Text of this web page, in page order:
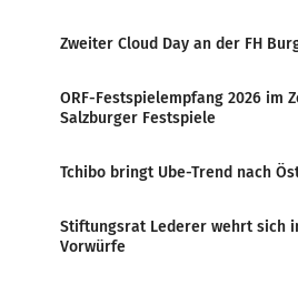
Zweiter Cloud Day an der FH
ORF-Festspielempfang 2026 im
Salzburger Festspiele
Tchibo bringt Ube-Trend nach
Stiftungsrat Lederer wehrt sich
Vorwürfe